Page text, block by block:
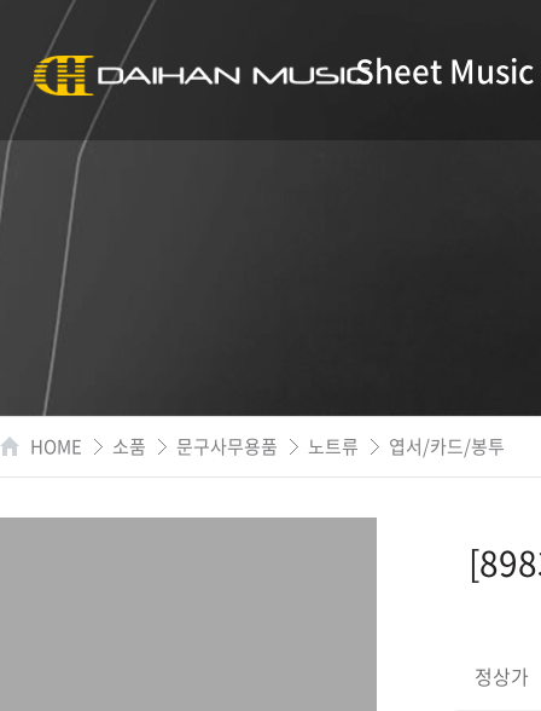
Sheet Music
HOME 소품 문구사무용품 노트류 엽서/카드/봉투
정상가